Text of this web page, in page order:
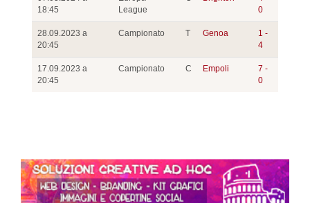
18:45
League
0
28.09.2023 a
20:45
Campionato T Genoa
1 -
4
17.09.2023 a
20:45
Campionato C Empoli
7 -
0